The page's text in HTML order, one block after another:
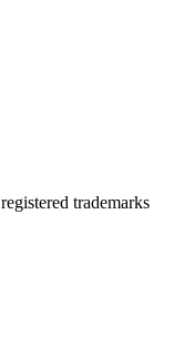
trademarks